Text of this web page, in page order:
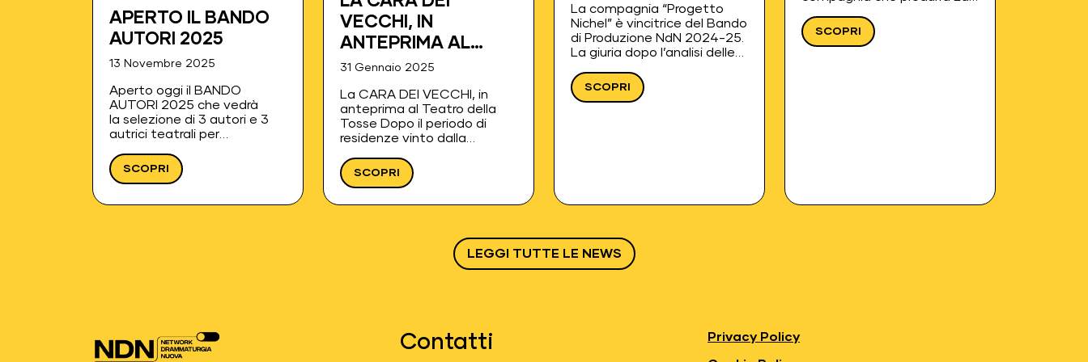
APERTO IL BANDO
AUTORI 2025
13 Novembre 2025
Aperto oggi il BANDO
AUTORI 2025 che vedrà
la selezione di 3 autori e 3
autrici teatrali per
accompagnamento e
interscambio finalizzato alla
teatrali e alla produzione di
SCOPRI
VECCHI, IN
ANTEPRIMA AL
TEATRO DELLA
TOSSE
31 Gennaio 2025
La CARA DEI VECCHI, in
anteprima al Teatro della
Tosse Dopo il periodo di
residenze vinto dalla
nell'ambito del Bando di
Produzione NdN 2024-2025,
SCOPRI
La compagnia “Progetto
Nichel” è vincitrice del Bando
di Produzione NdN 2024-25.
La giuria dopo l’analisi delle
progettuali presentate e
colloqui con tre compagnie
SCOPRI
Buonocore, testo vincitore
del Bando Autori 2024. Il
SCOPRI
LEGGI TUTTE LE NEWS
Contatti Privacy Policy